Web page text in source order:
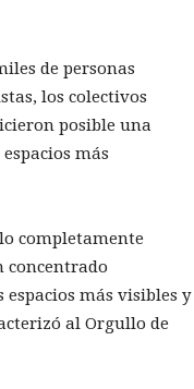
de personas
los colectivos
posible una
más
completamente
concentrado
más visibles y
al Orgullo de